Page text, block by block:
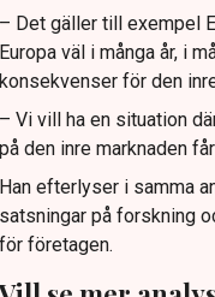
– Det gäller till exempel
Europa väl i många år, i
konsekvenser för den
– Vi vill ha en situation
på den inre marknaden
Han efterlyser i samma
satsningar på forskning
för företagen.